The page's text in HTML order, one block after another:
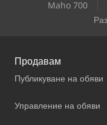
Maho 700
Продавам
Публикуване на обяви
Управление на обяви